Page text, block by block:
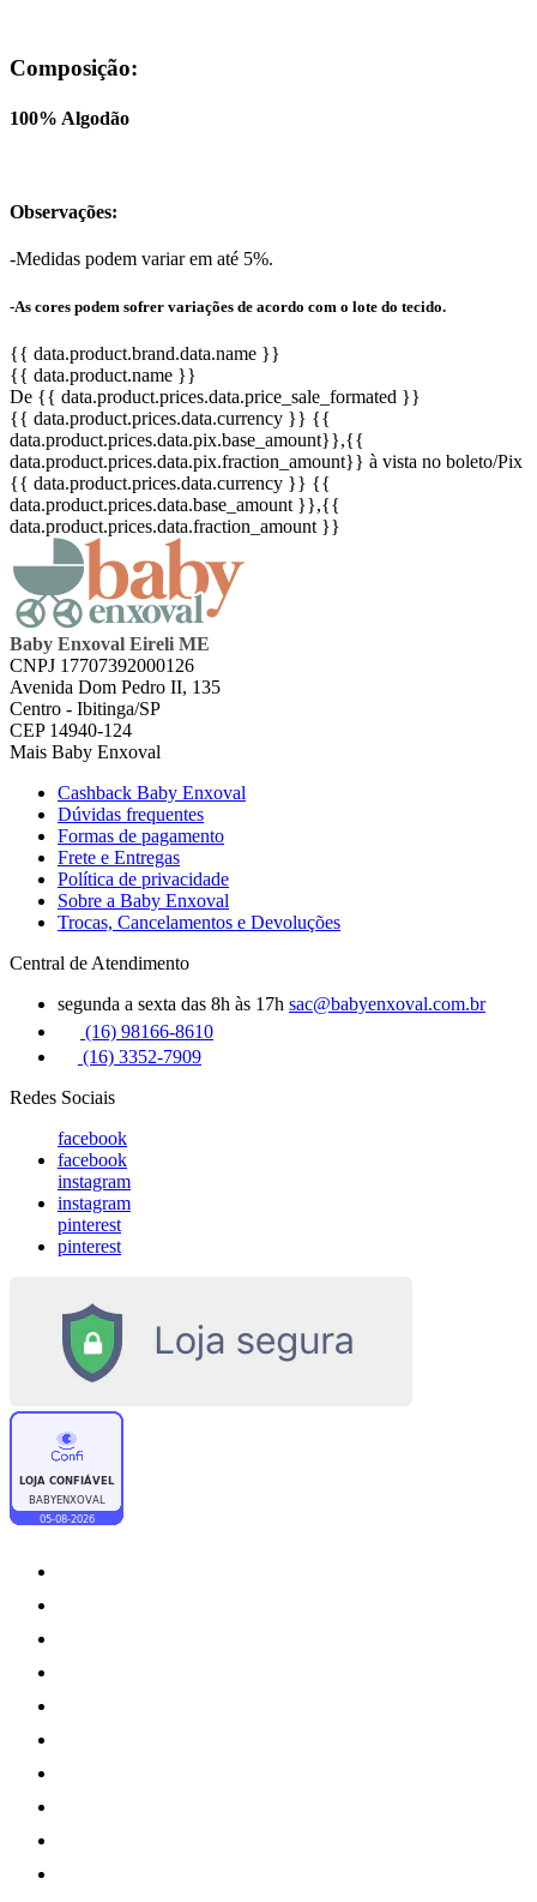
Composição:
100% Algodão
Observações:
-Medidas podem variar em até 5%.
-As cores podem sofrer variações de acordo com o lote do tecido.
{{ data.product.brand.data.name }}
{{ data.product.name }}
De {{ data.product.prices.data.price_sale_formated }}
{{ data.product.prices.data.currency }} {{
data.product.prices.data.pix.base_amount}},{{
data.product.prices.data.pix.fraction_amount}} à vista no boleto/Pix
{{ data.product.prices.data.currency }} {{
data.product.prices.data.base_amount }},{{
data.product.prices.data.fraction_amount }}
Baby Enxoval Eireli ME
CNPJ 17707392000126
Avenida Dom Pedro II, 135
Centro - Ibitinga/SP
CEP 14940-124
Mais Baby Enxoval
Cashback Baby Enxoval
Dúvidas frequentes
Formas de pagamento
Frete e Entregas
Política de privacidade
Sobre a Baby Enxoval
Trocas, Cancelamentos e Devoluções
Central de Atendimento
segunda a sexta das 8h às 17h sac@babyenxoval.com.br
(16) 98166-8610
(16) 3352-7909
Redes Sociais
facebook
facebook
instagram
instagram
pinterest
pinterest